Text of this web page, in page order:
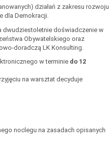
działań z zakresu rozwoju
dla Demokracji.
dwudziestoletnie doświadczenie w
Obywatelskiego oraz
doradczą LK Konsulting.
w terminie do 12
na warsztat decyduje
noclegu na zasadach opisanych